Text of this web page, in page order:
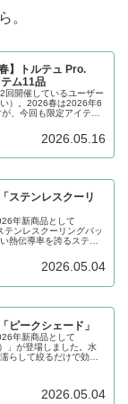
。
】トルテュ Pro.
ム11品
回開催しているユーザー
）。2026春は2026年6
、今回も限定アイテム
します。2026.05.16
ステンレスクーリ
年新商品として
テンレスクーリングパッ
熱伝導率を誇るステン
つ性能を兼ね備えてい
2026.05.04
ピークシェード」
年新商品として
」が登場しました。水
らして絞るだけで効率
2026.05.04